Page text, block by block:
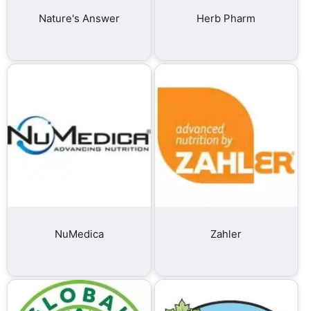
Nature's Answer Herb Pharm
NuMedica Zahler